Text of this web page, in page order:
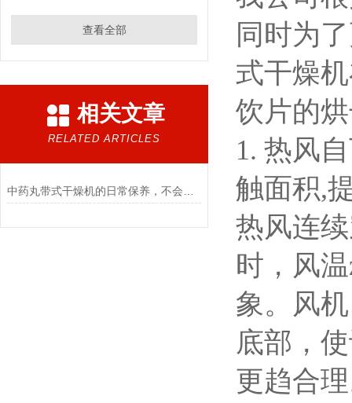
查看全部
相关文章
RELATED ARTICLES
同时为
式干燥
饮片的
1. 热风
触面积,
热风连
时，风
象。风
底部，
更趋合